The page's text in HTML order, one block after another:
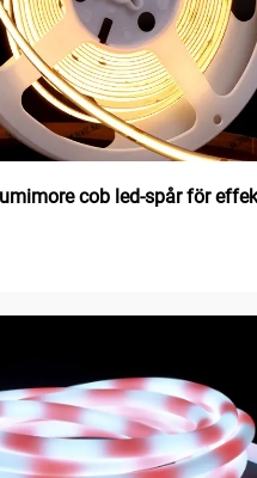
cob led-spår för